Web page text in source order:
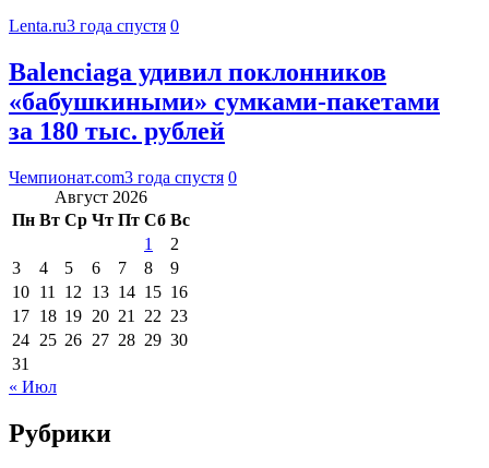
Lenta.ru3 года спустя 0
Balenciaga удивил поклонников
«бабушкиными» сумками-пакетами
за 180 тыс. рублей
Чемпионат.com3 года спустя 0
Август 2026
Пн Вт Ср Чт Пт Сб Вс
1
2
3
4 5 6 7 8
9
10 11 12 13 14 15 16
17 18 19 20 21 22 23
24 25 26 27 28 29 30
31
« Июл
Рубрики